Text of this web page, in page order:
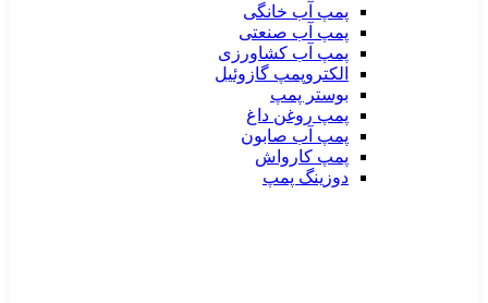
پمپ آب خانگی
پمپ آب صنعتی
پمپ آب کشاورزی
الکتروپمپ گازوئیل
بوستر پمپ
پمپ روغن داغ
پمپ آب صابون
پمپ کارواش
دوزینگ پمپ